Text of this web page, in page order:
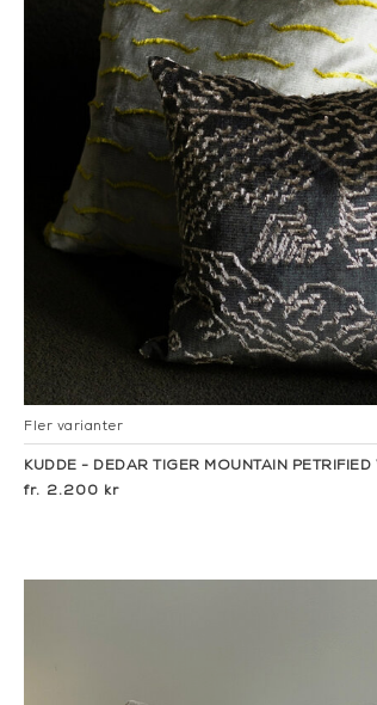
Fler varianter
KUDDE - DEDAR TIGER MOUNTAIN
2.200 kr